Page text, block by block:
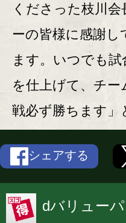
くださった枝川
ーの皆様に感謝
ます。いつでも
を仕上げて、チ
戦必ず勝ちます」
シェアする
dバリュー